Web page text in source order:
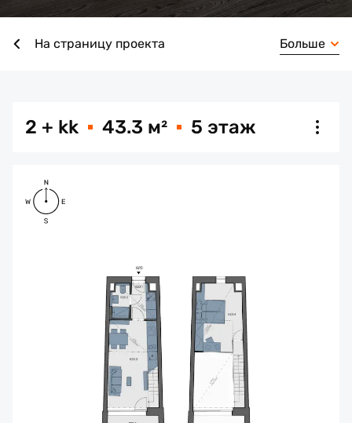
На страницу проекта Больше
2 + kk 43.3 м² 5 этаж